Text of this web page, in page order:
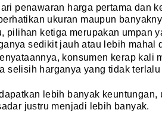
penawaran harga pertama dan
ukuran maupun
pilihan ketiga merupakan umpan
sedikit jauh atau lebih mahal
konsumen kerap kali
selisih harganya yang tidak
lebih banyak keuntungan,
justru menjadi lebih banyak.